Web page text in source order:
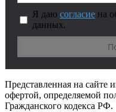
Я даю согласие на
данных.
Представленная на сайте
офертой, определяемой
Гражданского кодекса РФ.